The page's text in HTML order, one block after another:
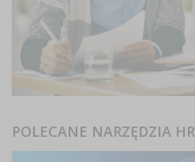
POLECANE NARZĘDZIA HR